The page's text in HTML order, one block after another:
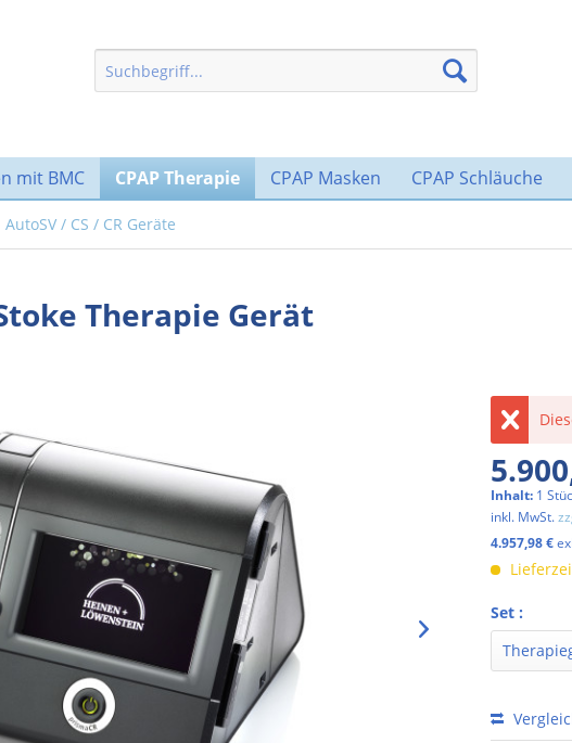
mit BMC CPAP Therapie CPAP Masken CPAP Schläuche
AutoSV / CS / CR Geräte
Therapie Gerät
Inhalt: 1
inkl. MwSt.
4.957,98 €
Set :